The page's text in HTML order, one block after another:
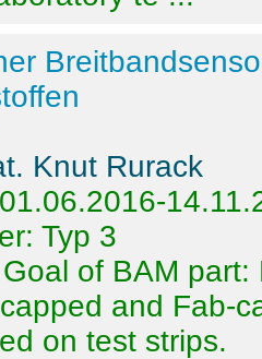
Knut Rurack
Typ 3
Goal of BAM
and Fab-
on test strips.